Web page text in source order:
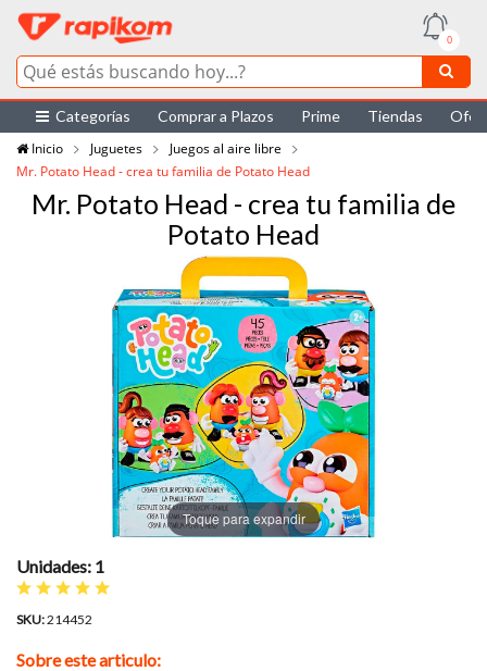
0
Categorías Comprar a Plazos Prime Tiendas
Inicio
Juguetes
Juegos al aire libre
Mr. Potato Head - crea tu familia de Potato Head
Mr. Potato Head - crea tu familia de
Potato Head
Toque para expandir
Unidades: 1
SKU:214452
Sobre este articulo: